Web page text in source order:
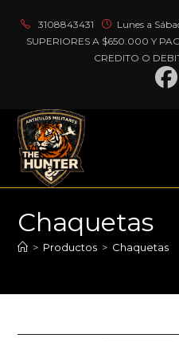
contenido
3108843431
Lunes a
SUPERIORES A $650.000 Y
CREDITO O
Chaquetas
> Productos > Chaquetas